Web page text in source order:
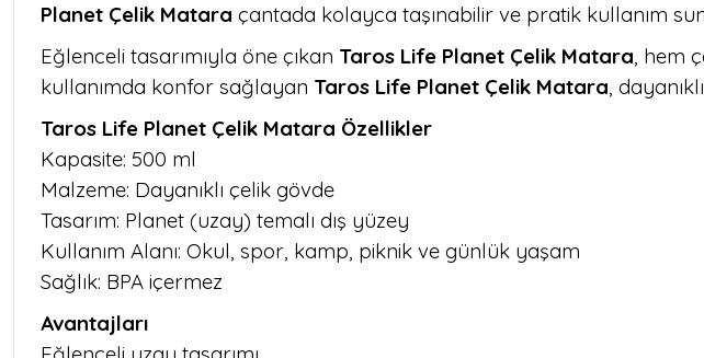
Planet Çelik Matara çantada kolayca taşınabilir ve pratik kullanım
Eğlenceli tasarımıyla öne çıkan Taros Life Planet Çelik Matara, hem
kullanımda konfor sağlayan Taros Life Planet Çelik Matara,
Taros Life Planet Çelik Matara Özellikler
Kapasite: 500 ml
Malzeme: Dayanıklı çelik gövde
Tasarım: Planet (uzay) temalı dış yüzey
Kullanım Alanı: Okul, spor, kamp, piknik ve günlük yaşam
Sağlık: BPA içermez
Avantajları